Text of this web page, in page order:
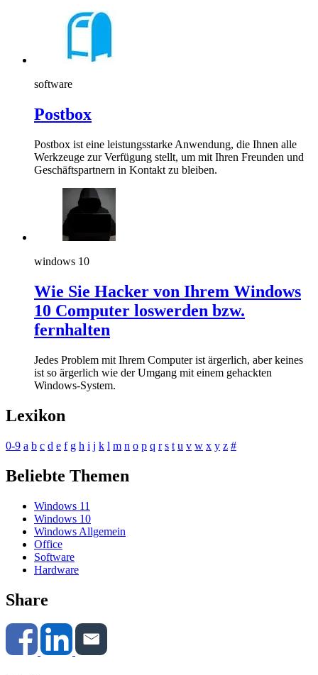
software
Postbox
Postbox ist eine leistungsstarke Anwendung, die Ihnen alle
Werkzeuge zur Verfügung stellt, um mit Ihren Freunden und
Geschäftspartnern in Kontakt zu bleiben.
windows 10
Wie Sie Hacker von Ihrem Windows
10 Computer loswerden bzw.
fernhalten
Jedes Problem mit Ihrem Computer ist ärgerlich, aber keines
ist so ärgerlich wie der Umgang mit einem gehackten
Windows-System.
Lexikon
0-9 a b c d e f g h i j k l m n o p q r s t u v w x y z #
Beliebte Themen
Windows 11
Windows 10
Windows Allgemein
Office
Software
Hardware
Share